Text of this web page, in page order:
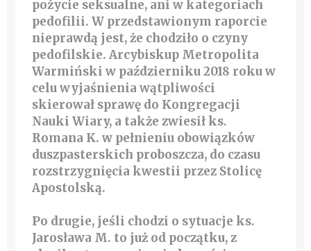
pożycie seksualne, ani w kategoriach
pedofilii. W przedstawionym raporcie
nieprawdą jest, że chodziło o czyny
pedofilskie. Arcybiskup Metropolita
Warmiński w październiku 2018 roku w
celu wyjaśnienia wątpliwości
skierował sprawę do Kongregacji
Nauki Wiary, a także zwiesił ks.
Romana K. w pełnieniu obowiązków
duszpasterskich proboszcza, do czasu
rozstrzygnięcia kwestii przez Stolicę
Apostolską.
Po drugie, jeśli chodzi o sytuacje ks.
Jarosława M. to już od początku, z